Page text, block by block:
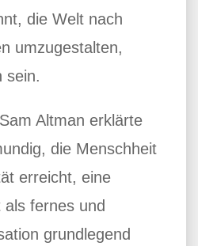
die Welt nach
umzugestalten,
sein.
Altman erklärte
die Menschheit
erreicht, eine
als fernes und
grundlegend